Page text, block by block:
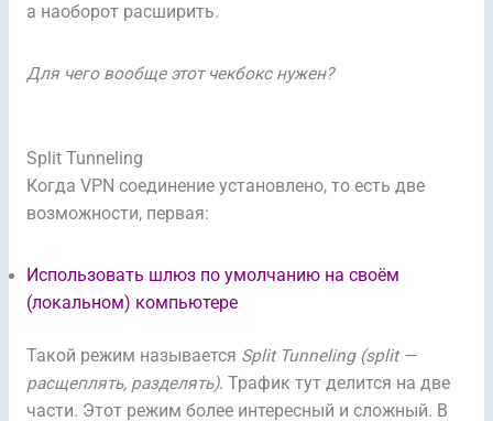
а наоборот расширить.
Для чего вообще этот чекбокс нужен?
Split Tunneling
Когда VPN соединение установлено, то есть две
возможности, первая:
Использовать шлюз по умолчанию на своём
(локальном) компьютере
Такой режим называется Split Tunneling (split —
расщеплять, разделять). Трафик тут делится на две
части. Этот режим более интересный и сложный. В